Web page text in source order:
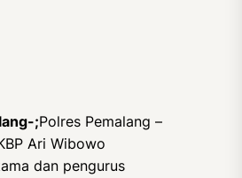
;Polres Pemalang –
Ari Wibowo
dan pengurus